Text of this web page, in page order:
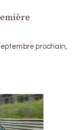
prochain,